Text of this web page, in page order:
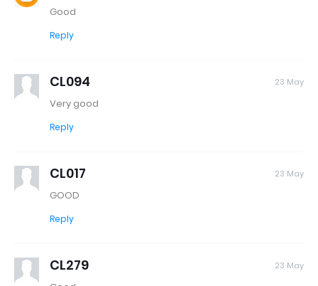
Good
Reply
CL094 23 May
Very good
Reply
CL017 23 May
GOOD
Reply
CL279 23 May